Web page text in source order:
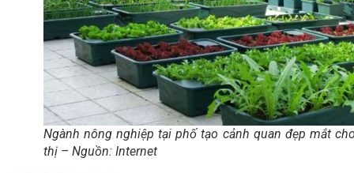
Ngành nông nghiệp tại phố tạo cảnh quan đẹp mắt
thị – Nguồn: Internet